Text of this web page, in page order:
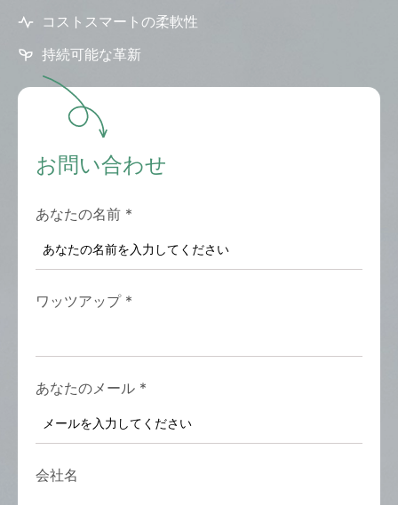
コストスマートの柔軟性
持続可能な革新
お問い合わせ
あなたの名前 *
ワッツアップ *
あなたのメール *
会社名